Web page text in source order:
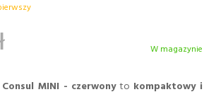
W magazynie
MINI - czerwonyto kompaktowy i